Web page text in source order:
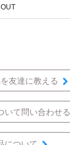
友達に教える
いて問い合わせる